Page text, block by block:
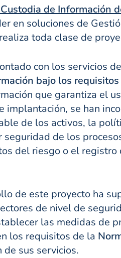
de Información
en soluciones de
toda clase de
con los servicios de
bajo los
que garantiza el
implantación, se han
de los activos, la
seguridad de los
del riesgo o el registro
de este proyecto ha
de nivel de
las medidas de
los requisitos de la
de sus servicios.